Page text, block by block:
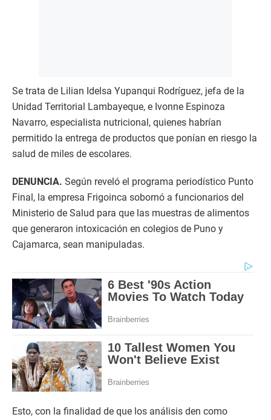
Se trata de Lilian Idelsa Yupanqui Rodríguez, jefa de la
Unidad Territorial Lambayeque, e Ivonne Espinoza
Navarro, especialista nutricional, quienes habrían
permitido la entrega de productos que ponían en riesgo la
salud de miles de escolares.
DENUNCIA. Según reveló el programa periodístico Punto
Final, la empresa Frigoinca sobornó a funcionarios del
Ministerio de Salud para que las muestras de alimentos
que generaron intoxicación en colegios de Puno y
Cajamarca, sean manipuladas.
Esto, con la finalidad de que los análisis den como